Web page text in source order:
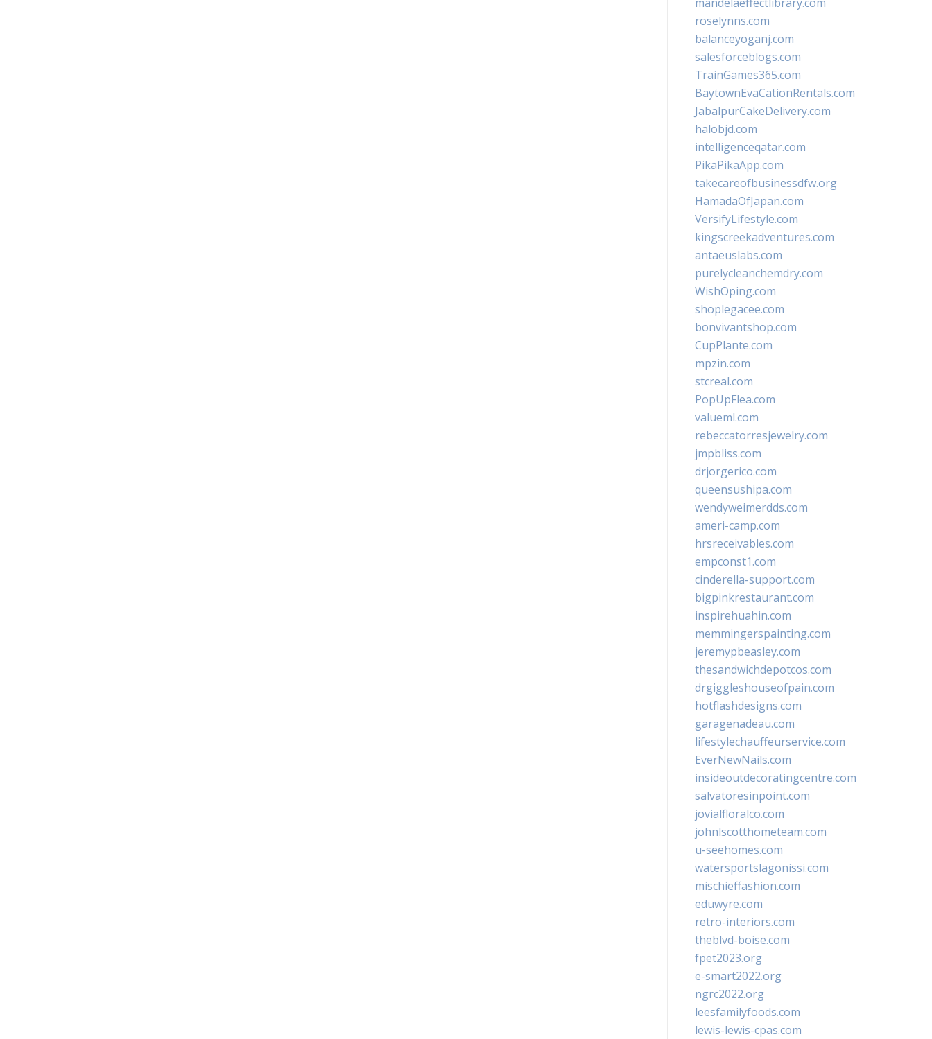
roselynns.com
balanceyoganj.com
salesforceblogs.com
TrainGames365.com
BaytownEvaCationRentals.com
JabalpurCakeDelivery.com
halobjd.com
intelligenceqatar.com
PikaPikaApp.com
takecareofbusinessdfw.org
HamadaOfJapan.com
VersifyLifestyle.com
kingscreekadventures.com
antaeuslabs.com
purelycleanchemdry.com
WishOping.com
shoplegacee.com
bonvivantshop.com
CupPlante.com
mpzin.com
stcreal.com
PopUpFlea.com
valueml.com
rebeccatorresjewelry.com
jmpbliss.com
drjorgerico.com
queensushipa.com
wendyweimerdds.com
ameri-camp.com
hrsreceivables.com
empconst1.com
cinderella-support.com
bigpinkrestaurant.com
inspirehuahin.com
memmingerspainting.com
jeremypbeasley.com
thesandwichdepotcos.com
drgiggleshouseofpain.com
hotflashdesigns.com
garagenadeau.com
lifestylechauffeurservice.com
EverNewNails.com
insideoutdecoratingcentre.com
salvatoresinpoint.com
jovialfloralco.com
johnlscotthometeam.com
u-seehomes.com
watersportslagonissi.com
mischieffashion.com
eduwyre.com
retro-interiors.com
theblvd-boise.com
fpet2023.org
e-smart2022.org
ngrc2022.org
leesfamilyfoods.com
lewis-lewis-cpas.com